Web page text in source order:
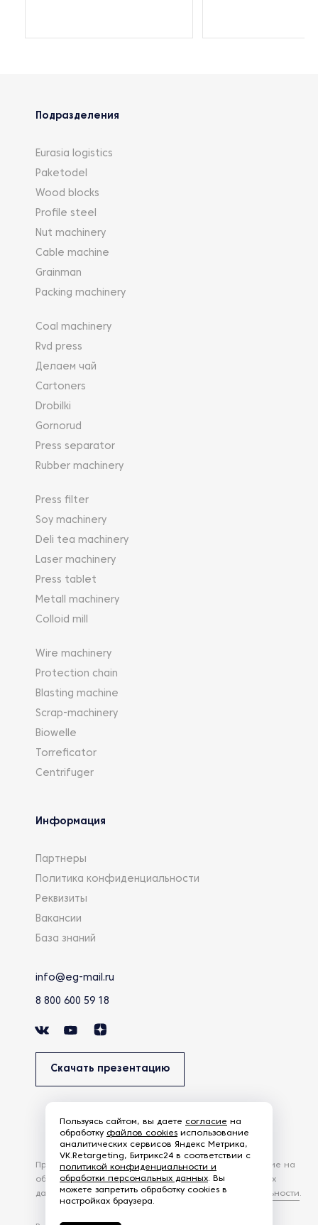
Подразделения
Eurasia logistics
Paketodel
Wood blocks
Profile steel
Nut machinery
Cable machine
Grainman
Packing machinery
Coal machinery
Rvd press
Делаем чай
Cartoners
Drobilki
Gornorud
Press separator
Rubber machinery
Press filter
Soy machinery
Deli tea machinery
Laser machinery
Press tablet
Metall machinery
Colloid mill
Wire machinery
Protection chain
Blasting machine
Scrap-machinery
Biowelle
Torreficator
Centrifuger
Информация
Партнеры
Политика конфиденциальности
Реквизиты
Вакансии
База знаний
info@eg-mail.ru
8 800 600 59 18
Скачать презентацию
Продолжая использовать наш сайт, вы даете согласие на
обработку файлов Cookies и других пользовательских
данных, в соответствии сПолитикой конфиденциальности.
Пользуясь сайтом, вы даете согласие на
обработку файлов cookies использование
аналитических сервисов Яндекс Метрика,
VK.Retargeting, Битрикс24 в соответствии с
политикой конфиденциальности и
обработки персональных данных. Вы
можете запретить обработку cookies в
настройках браузера.